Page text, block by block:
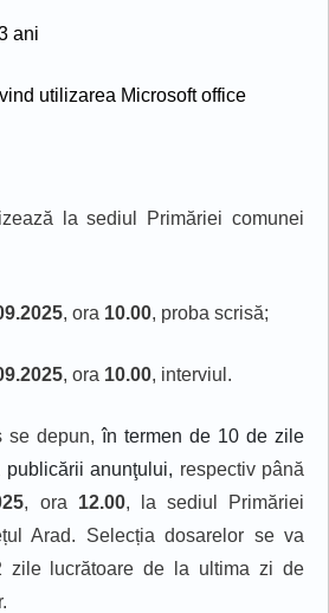
ani
utilizarea Microsoft office
la sediul Primăriei comunei
, ora 10.00, proba scrisă;
, ora 10.00, interviul.
se depun,în termen de 10 de zile
publicării anunţului, respectiv până
, ora 12.00, la sediul Primăriei
Arad. Selecția dosarelor se va
zile lucrătoare de la ultima zi de